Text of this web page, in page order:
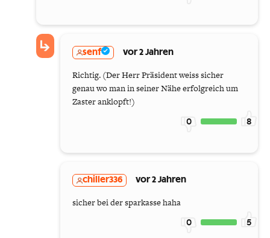
senf vor 2 Jahren
Richtig. (Der Herr Präsident weiss sicher
genau wo man in seiner Nähe erfolgreich um
Zaster anklopft!)
0 8
chiller336 vor 2 Jahren
sicher bei der sparkasse haha
0 5